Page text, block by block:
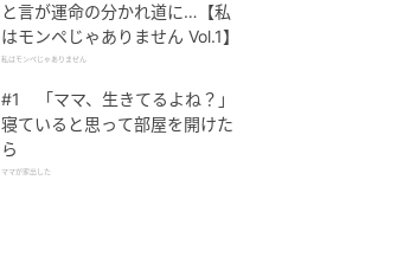
と言が運命の分かれ道に…【私
はモンペじゃありません Vol.1】
私はモンペじゃありません
#1 「ママ、生きてるよね？」
寝ていると思って部屋を開けた
ら
ママが家出した